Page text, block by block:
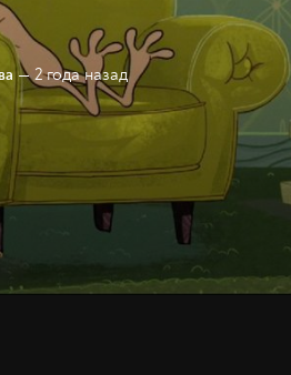
— 2 года назад